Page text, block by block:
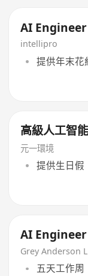
AI Engineer
intellipro
提供年末花
高級人工智
元一環境
提供生日假
AI Engineer
Grey Anderson
五天工作周